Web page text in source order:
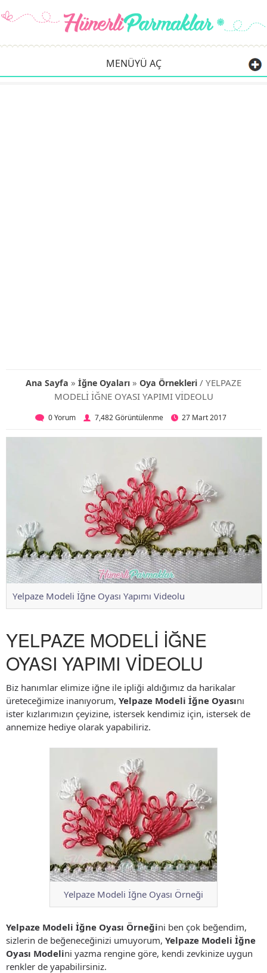
MENÜYÜ AÇ
Ana Sayfa » İğne Oyaları » Oya Örnekleri / YELPAZE
MODELİ İĞNE OYASI YAPIMI VİDEOLU
0 Yorum 7,482 Görüntülenme 27 Mart 2017
Yelpaze Modeli İğne Oyası Yapımı Videolu
YELPAZE MODELİ İĞNE
OYASI YAPIMI VİDEOLU
Biz hanımlar elimize iğne ile ipliği aldığımız da harikalar
üreteceğimize inanıyorum, Yelpaze Modeli İğne Oyasını
ister kızlarımızın çeyizine, istersek kendimiz için, istersek de
annemize hediye olarak yapabiliriz.
Yelpaze Modeli İğne Oyası Örneği
Yelpaze Modeli İğne Oyası Örneğini ben çok beğendim,
sizlerin de beğeneceğinizi umuyorum, Yelpaze Modeli İğne
Oyası Modelini yazma rengine göre, kendi zevkinize uygun
renkler de yapabilirsiniz.